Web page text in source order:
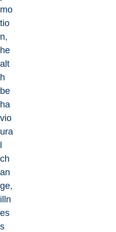
mo
tio
n,
he
alt
h
be
ha
vio
ura
ch
an
ge,
illn
es
s